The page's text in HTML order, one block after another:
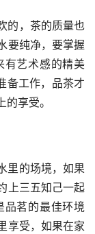
的，茶的质量也
要纯净，要掌握
有艺术感的精美
备工作，品茶才
享受。
里的场境，如果
上三五知己一起
品茗的最佳环境
享受，如果在家